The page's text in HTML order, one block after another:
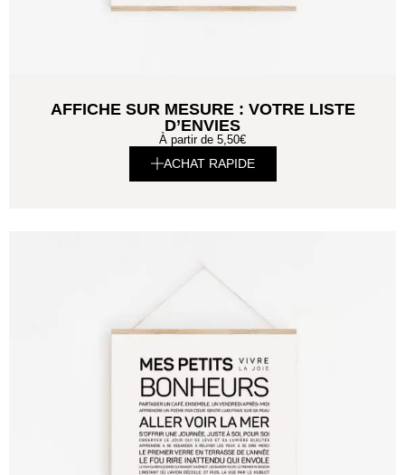
AFFICHE SUR MESURE : VOTRE LISTE
D’ENVIES
À partir de 5,50€
ACHAT RAPIDE